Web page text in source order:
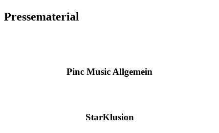
Pressematerial
Pinc Music Allgemein
StarKlusion